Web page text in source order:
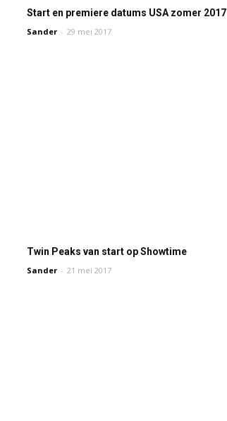
Start en premiere datums USA zomer 2017
Sander - 29 mei 2017
Twin Peaks van start op Showtime
Sander - 21 mei 2017